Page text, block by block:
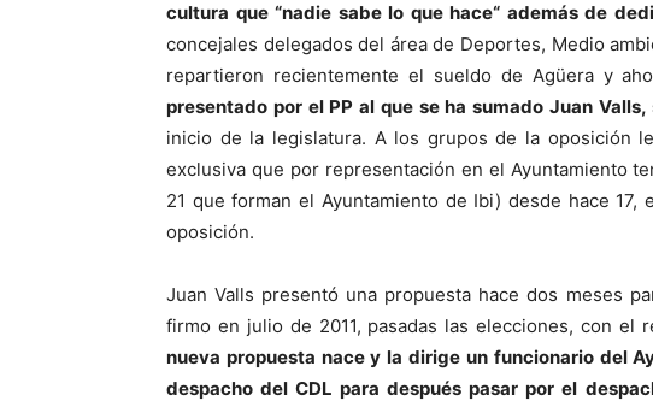
cultura que “nadie sabe lo que hace“ además de
concejales delegados del área de Deportes, Medio
repartieron recientemente el sueldo de Agüera y
presentado por el PP al que se ha sumado Juan
inicio de la legislatura. A los grupos de la oposición
exclusiva que por representación en el Ayuntamiento
21 que forman el Ayuntamiento de Ibi) desde hace
oposición.
Juan Valls presentó una propuesta hace dos meses
firmo en julio de 2011, pasadas las elecciones, con el
nueva propuesta nace y la dirige un funcionario del
despacho del CDL para después pasar por el